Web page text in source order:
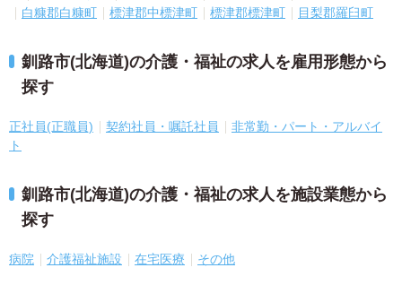
白糠郡白糠町
標津郡中標津町 標津郡標津町 目梨郡羅臼町
釧路市(北海道)の介護・福祉の求人を雇用形態から
探す
正社員(正職員) 契約社員・嘱託社員
非常勤・パート・アルバイ
ト
釧路市(北海道)の介護・福祉の求人を施設業態から
探す
病院 介護福祉施設 在宅医療 その他